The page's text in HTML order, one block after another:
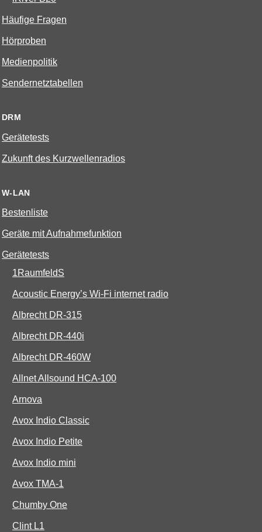
Häufige Fragen
Hörproben
Medienpolitik
Sendernetztabellen
DRM
Gerätetests
Zukunft des Kurzwellenradios
W-LAN
Bestenliste
Geräte mit Aufnahmefunktion
Gerätetests
1RaumfeldS
Acoustic Energy’s Wi-Fi internet radio
Albrecht DR-315
Albrecht DR-440i
Albrecht DR-460W
Allnet Allsound HCA-100
Arnova
Avox Indio Classic
Avox Indio Petite
Avox Indio mini
Avox TMA-1
Chumby One
Clint L1